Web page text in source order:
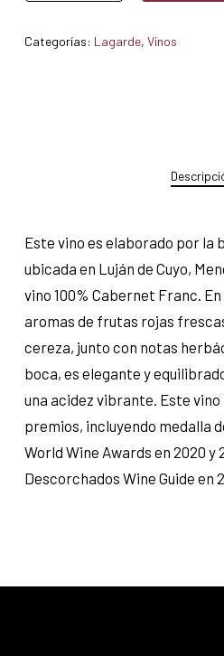
Categorías: Lagarde, Vinos
Este vino es elaborado por la
ubicada en Luján de Cuyo,
vino 100% Cabernet Franc.
aromas de frutas rojas
cereza, junto con notas
boca, es elegante y
una acidez vibrante. Este
premios, incluyendo medalla
World Wine Awards en 2020 y
Descorchados Wine Guide en